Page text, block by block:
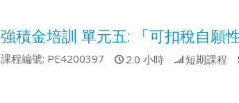
強積金培訓 單元五: 「可扣稅自願
課程編號: PE4200397 2.0 小時 短期課程